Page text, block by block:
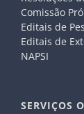
Comissão
Editais de
Editais de
NAPSI
SERVIÇOS